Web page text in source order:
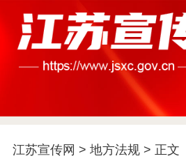
江苏宣传网 > 地方法规> 正文